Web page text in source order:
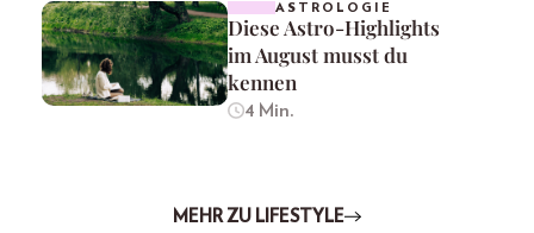
ASTROLOGIE
Diese Astro-Highlights
im August musst du
kennen
4 Min.
MEHR ZU LIFESTYLE